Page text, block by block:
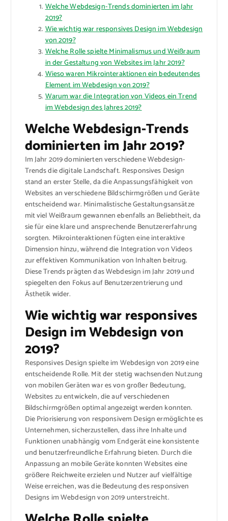
Welche Webdesign-Trends dominierten im Jahr
2019?
Wie wichtig war responsives Design im Webdesign
von 2019?
Welche Rolle spielte Minimalismus und Weißraum
in der Gestaltung von Websites im Jahr 2019?
Wieso waren Mikrointeraktionen ein bedeutendes
Element im Webdesign von 2019?
Warum war die Integration von Videos ein Trend
im Webdesign des Jahres 2019?
Welche Webdesign-Trends
dominierten im Jahr 2019?
Im Jahr 2019 dominierten verschiedene Webdesign-
Trends die digitale Landschaft. Responsives Design
stand an erster Stelle, da die Anpassungsfähigkeit von
Websites an verschiedene Bildschirmgrößen und Geräte
entscheidend war. Minimalistische Gestaltungsansätze
mit viel Weißraum gewannen ebenfalls an Beliebtheit, da
sie für eine klare und ansprechende Benutzererfahrung
sorgten. Mikrointeraktionen fügten eine interaktive
Dimension hinzu, während die Integration von Videos
zur effektiven Kommunikation von Inhalten beitrug.
Diese Trends prägten das Webdesign im Jahr 2019 und
spiegelten den Fokus auf Benutzerzentrierung und
Ästhetik wider.
Wie wichtig war responsives
Design im Webdesign von
2019?
Responsives Design spielte im Webdesign von 2019 eine
entscheidende Rolle. Mit der stetig wachsenden Nutzung
von mobilen Geräten war es von großer Bedeutung,
Websites zu entwickeln, die auf verschiedenen
Bildschirmgrößen optimal angezeigt werden konnten.
Die Priorisierung von responsivem Design ermöglichte es
Unternehmen, sicherzustellen, dass ihre Inhalte und
Funktionen unabhängig vom Endgerät eine konsistente
und benutzerfreundliche Erfahrung bieten. Durch die
Anpassung an mobile Geräte konnten Websites eine
größere Reichweite erzielen und Nutzer auf vielfältige
Weise erreichen, was die Bedeutung des responsiven
Designs im Webdesign von 2019 unterstreicht.